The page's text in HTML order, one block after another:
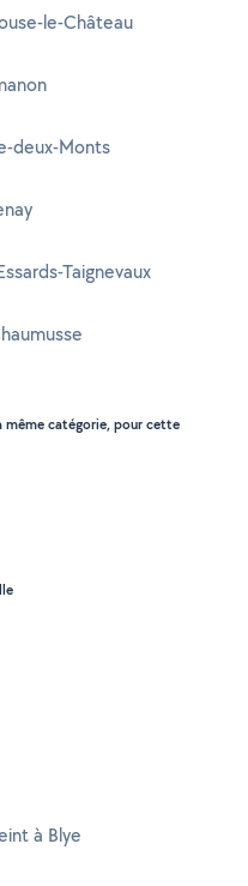
le-Château
deux-Monts
Taignevaux
même catégorie, pour cette
à Blye